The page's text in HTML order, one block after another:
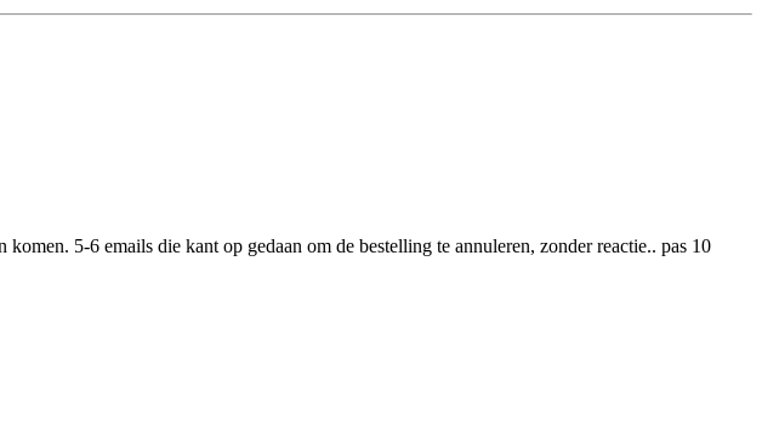
5-6 emails die kant op gedaan om de bestelling te annuleren, zonder reactie.. pas 10